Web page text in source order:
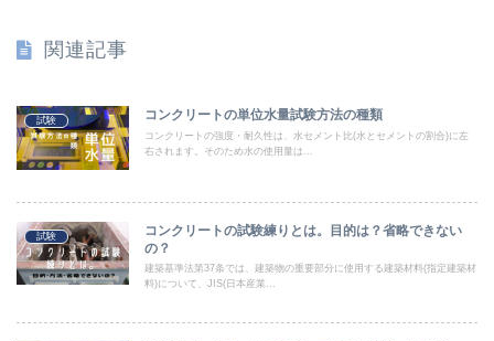
関連記事
試験 コンクリートの単位水量試験方法の種類
コンクリートの強度・耐久性は、水セメント比(水とセメントの割合)に左
右されます。そのため水の使用量は...
試験
コンクリートの試験練りとは。目的は？省略できない
の？
建築基準法第37条では、建築物の重要部分に使用する建築材料(指定建築材
料)について、JIS(日本産業...